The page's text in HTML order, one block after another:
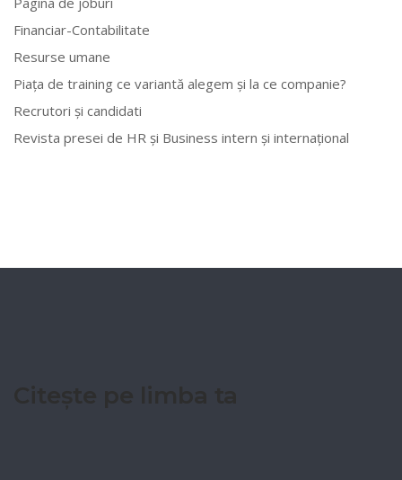
Financiar-Contabilitate
Resurse umane
Piața de training ce variantă alegem și la ce companie?
Recrutori și candidati
Revista presei de HR și Business intern și internațional